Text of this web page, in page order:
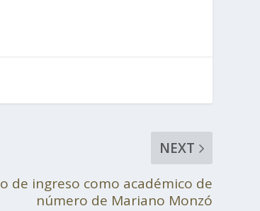
NEXT
de ingreso como académico de
número de Mariano Monzó